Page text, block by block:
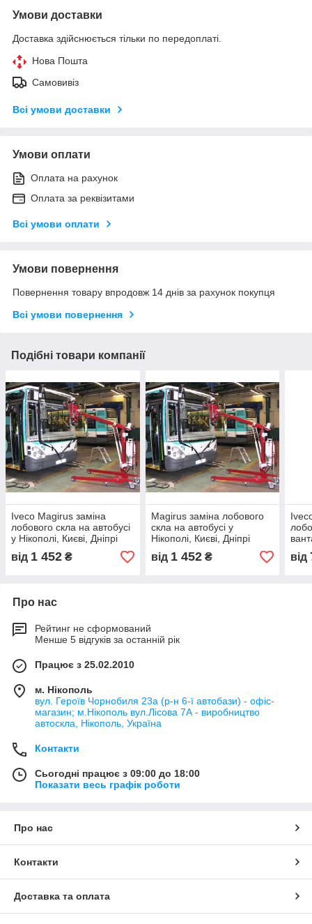
Умови доставки
Доставка здійснюється тільки по передоплаті.
Нова Пошта
Самовивіз
Всі умови доставки
Умови оплати
Оплата на рахунок
Оплата за реквізитами
Всі умови оплати
Умови повернення
Повернення товару впродовж 14 днів за рахунок покупця
Всі умови повернення
Подібні товари компанії
Iveco Magirus заміна
лобового скла на автобусі
у Нікополі, Києві, Дніпрі
від 1 452 ₴
Magirus заміна лобового
скла на автобусі у
Нікополі, Києві, Дніпрі
від 1 452₴ від
Про нас
Рейтинг не сформований
Менше 5 відгуків за останній рік
Працює з 25.02.2010
м. Нікополь
вул. Героїв Чорнобиля 23а (р-н 6-ї автобази) - офіс-
магазин; м.Нікополь вул.Лісова 7А - виробництво
автоскла, Нікополь, Україна
Контакти
Сьогодні працює з 09:00 до 18:00
Показати весь графік роботи
Про нас
Контакти
Доставка та оплата